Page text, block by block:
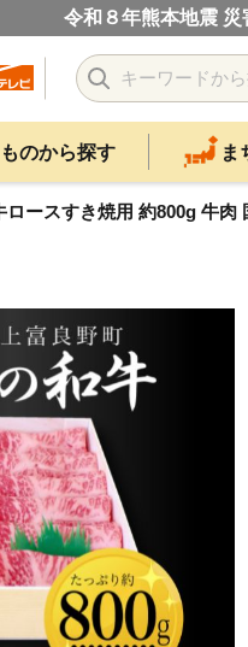
令和８年熊本地震
ものから探す ま
ロースすき焼用 約800g 牛肉